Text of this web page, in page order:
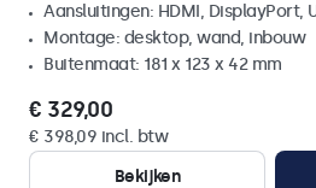
Aansluitingen: HDMI, DisplayPort,
Montage: desktop, wand, inbouw
Buitenmaat: 181 x 123 x 42 mm
€ 329,00
€ 398,09 incl. btw
Bekijken